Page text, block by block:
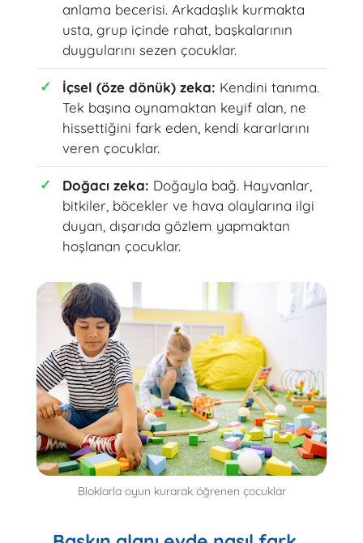
anlama becerisi. Arkadaşlık kurmakta
usta, grup içinde rahat, başkalarının
duygularını sezen çocuklar.
İçsel (öze dönük) zeka: Kendini tanıma.
Tek başına oynamaktan keyif alan, ne
hissettiğini fark eden, kendi kararlarını
veren çocuklar.
Doğacı zeka: Doğayla bağ. Hayvanlar,
bitkiler, böcekler ve hava olaylarına ilgi
duyan, dışarıda gözlem yapmaktan
hoşlanan çocuklar.
Bloklarla oyun kurarak öğrenen çocuklar